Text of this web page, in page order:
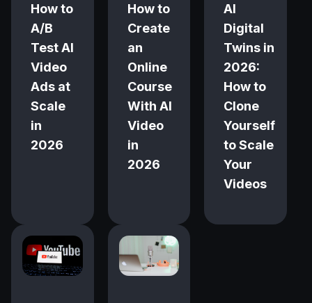
How to
A/B
Test AI
Video
Ads at
Scale
in
2026
How to
Create
an
Online
Course
With AI
Video
in
2026
AI
Digital
Twins in
2026:
How to
Clone
Yourself
to Scale
Your
Videos